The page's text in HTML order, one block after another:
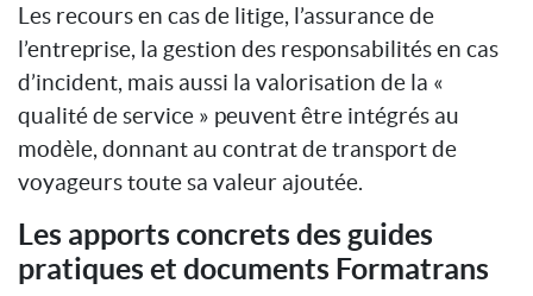
Les recours en cas de litige, l’assurance de
l’entreprise, la gestion des responsabilités en cas
d’incident, mais aussi la valorisation de la «
qualité de service » peuvent être intégrés au
modèle, donnant au contrat de transport de
voyageurs toute sa valeur ajoutée.
Les apports concrets des guides
pratiques et documents Formatrans